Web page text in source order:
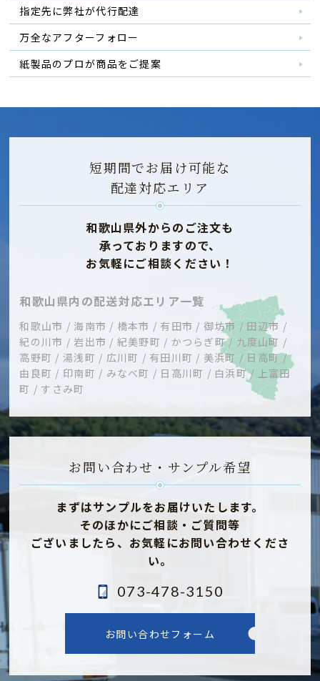
指定先に弊社が代行配達
万全なアフターフォロー
紙製品のプロが商品をご提案
短期間でお届け可能な
配達対応エリア
和歌山県外からのご注文も
承っておりますので、
お気軽にご相談ください！
和歌山県内の配送対応エリア一覧
和歌山市 / 海南市 / 橋本市 / 有田市 / 御坊市 / 田辺市 /
紀の川市 / 岩出市 / 紀美野町 / かつらぎ町 / 九度山町 /
高野町 / 湯浅町 / 広川町 / 有田川町 / 美浜町 / 日高町 /
由良町 / 印南町 / みなべ町 / 日高川町 / 白浜町 / 上富田
町 / すさみ町
お問い合わせ・サンプル希望
まずはサンプルをお届けいたします。
そのほかにご相談・ご質問等
ございましたら、 お気軽にお問い合わせくださ
い。
073-478-3150
お問い合わせフォーム